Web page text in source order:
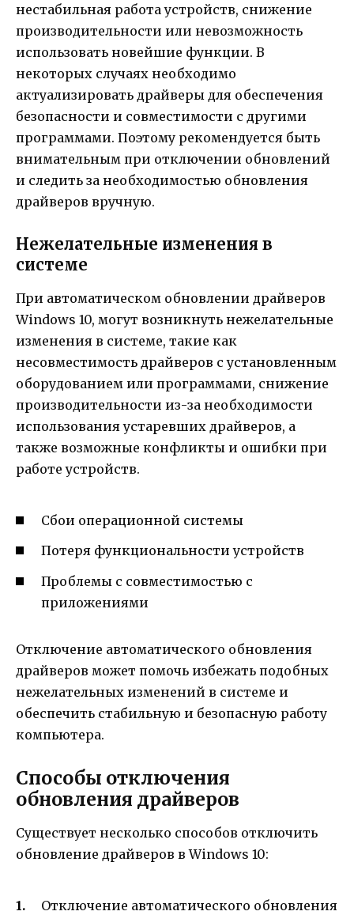
нестабильная работа устройств, снижение
производительности или невозможность
использовать новейшие функции. В
некоторых случаях необходимо
актуализировать драйверы для обеспечения
безопасности и совместимости с другими
программами. Поэтому рекомендуется быть
внимательным при отключении обновлений
и следить за необходимостью обновления
драйверов вручную.
Нежелательные изменения в
системе
При автоматическом обновлении драйверов
Windows 10, могут возникнуть нежелательные
изменения в системе, такие как
несовместимость драйверов с установленным
оборудованием или программами, снижение
производительности из-за необходимости
использования устаревших драйверов, а
также возможные конфликты и ошибки при
работе устройств.
Сбои операционной системы
Потеря функциональности устройств
Проблемы с совместимостью с
приложениями
Отключение автоматического обновления
драйверов может помочь избежать подобных
нежелательных изменений в системе и
обеспечить стабильную и безопасную работу
компьютера.
Способы отключения
обновления драйверов
Существует несколько способов отключить
обновление драйверов в Windows 10:
Отключение автоматического обновления